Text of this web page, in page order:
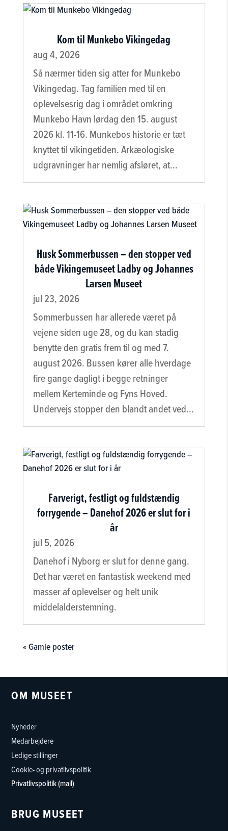
Kom til Munkebo Vikingedag
aug 4, 2026
Så nærmer tiden sig atter for Munkebo
Vikingedag. Tag familien med til en
oplevelsesrig dag i området omkring
Munkebo Havn lørdag den 15. august
2026 kl. 11-16. Munkebos historie er tæt
knyttet til vikingetiden. Arkæologiske
udgravninger har nemlig afsløret, at...
Husk Sommerbussen – den stopper ved
både Vikingemuseet Ladby og Johannes
Larsen Museet
jul 23, 2026
Sommerbussen har allerede været på
vejene siden uge 28, og du kan stadig
benytte den gratis frem til og med 7.
august 2026. Bussen kører alle hverdage
fire gange dagligt i begge retninger
mellem Kerteminde og Fyns Hoved.
Undervejs stopper den blandt andet ved...
Farverigt, festligt og fuldstændig
forrygende – Danehof 2026 er slut for i
år
jul 5, 2026
Danehof i Nyborg er slut for denne gang.
Det har været en fantastisk weekend med
masser af oplevelser og helt unik
middelalderstemning.
« Gamle poster
OM MUSEET
Nyheder
Medarbejdere
Ledige stillinger
Cookie- og privatlivspolitik
Privatlivspolitik (mail)
BRUG MUSEET